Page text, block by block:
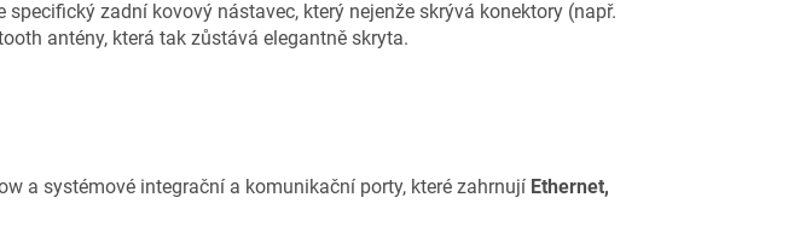
zadní kovový nástavec, který nejenže skrývá konektory (např.
antény, která tak zůstává elegantně skryta.
a systémové integrační a komunikační porty, které zahrnují Ethernet,